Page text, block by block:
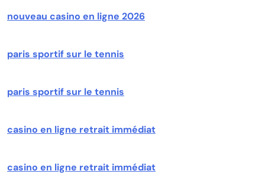
nouveau casino en ligne 2026
paris sportif sur le tennis
paris sportif sur le tennis
casino en ligne retrait immédiat
casino en ligne retrait immédiat